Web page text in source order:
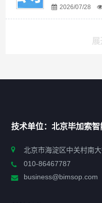
2026/07/28
政策法规
技术单位：北京毕加索智
北京市海淀区中关村南
010-86467787
business@bimsop.com